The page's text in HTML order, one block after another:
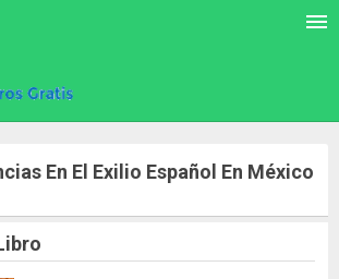
En El Exilio Español En México